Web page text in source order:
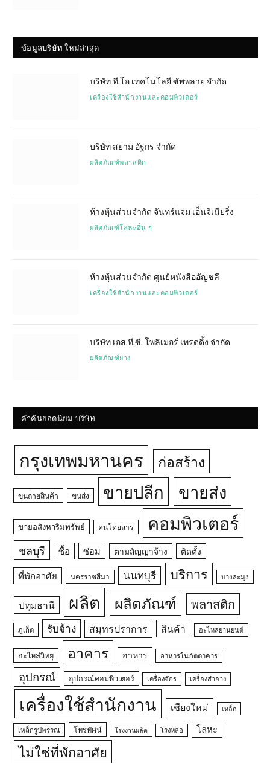
ข้อมูลบริษัท ใหม่ล่าสุด
บริษัท ที.โอ เทคโนโลยี ซัพพลาย จำกัด
เครื่องใช้สำนักงานและคอมพิวเตอร์
บริษัท สยาม อัฐกร จำกัด
ผลิตภัณฑ์พลาสติก
ห้างหุ้นส่วนจำกัด จันทร์แจ่ม เอ็นจิเนียริ่ง
ผลิตภัณฑ์โลหะอื่น ๆ
ห้างหุ้นส่วนจำกัด ศูนย์หนังสืออัญชลี
เครื่องใช้สำนักงานและคอมพิวเตอร์
บริษัท เอส.ที.ซี. โพลิเมอร์ เทรดดิ้ง จำกัด
ผลิตภัณฑ์ยาง
คำค้นยอดนิยม บริษัท
กรุงเทพมหานคร ก่อสร้าง
ขนถ่ายสินค้า ขนส่ง ขายปลีก ขายส่ง
ขายอสังหาริมทรัพย์ คนโดยสาร คอมพิวเตอร์
ชลบุรี ซื้อ ซ่อม ตามสัญญาจ้าง ติดตั้ง
ที่พักอาศัย นครราชสีมา นนทบุรี บริการ บางละมุง
ปทุมธานี ผลิต ผลิตภัณฑ์ พลาสติก
ภูเก็ต รับจ้าง สมุทรปราการ สินค้า อะไหล่ยานยนต์
อะไหล่วิทยุ อาคาร อาหาร อาหารในภัตตาคาร
อุปกรณ์ อุปกรณ์คอมพิวเตอร์ เครื่องจักร เครื่องสำอาง
เครื่องใช้สำนักงาน เชียงใหม่ เหล็ก
เหล็กรูปพรรณ โทรทัศน์ โรงงานผลิต โรงหล่อ โลหะ
ไม่ใช่ที่พักอาศัย